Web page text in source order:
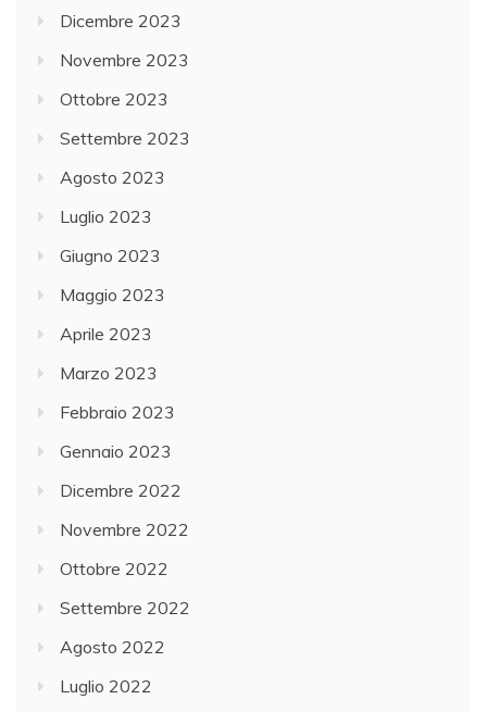
Dicembre 2023
Novembre 2023
Ottobre 2023
Settembre 2023
Agosto 2023
Luglio 2023
Giugno 2023
Maggio 2023
Aprile 2023
Marzo 2023
Febbraio 2023
Gennaio 2023
Dicembre 2022
Novembre 2022
Ottobre 2022
Settembre 2022
Agosto 2022
Luglio 2022